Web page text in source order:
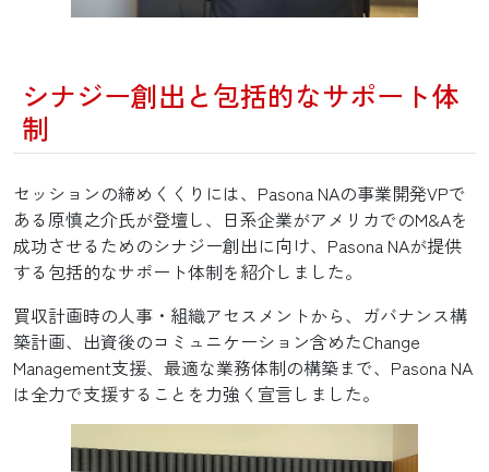
シナジー創出と包括的なサポート体
制
セッションの締めくくりには、Pasona NAの事業開発VPで
ある原慎之介氏が登壇し、日系企業がアメリカでのM&Aを
成功させるためのシナジー創出に向け、Pasona NAが提供
する包括的なサポート体制を紹介しました。
買収計画時の人事・組織アセスメントから、ガバナンス構
築計画、出資後のコミュニケーション含めたChange
Management支援、最適な業務体制の構築まで、Pasona NA
は全力で支援することを力強く宣言しました。